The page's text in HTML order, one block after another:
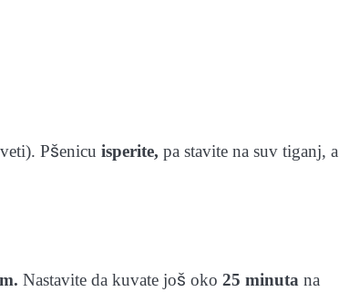
Pšenicu isperite, pa stavite na suv tiganj, a
Nastavite da kuvate još oko 25 minuta na